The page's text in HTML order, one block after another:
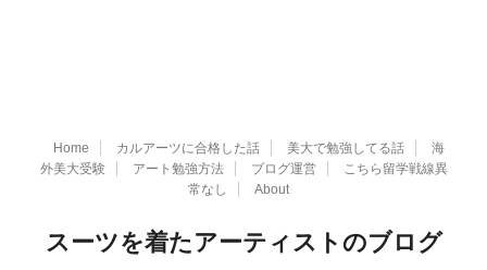
Home カルアーツに合格した話 美大で勉強してる話
海
外美大受験
アート勉強方法 ブログ運営
こちら留学戦線異
常なし
About
スーツを着たアーティストのブログ